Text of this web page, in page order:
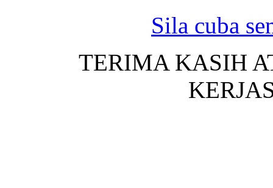
Sila cuba
TERIMA KASIH